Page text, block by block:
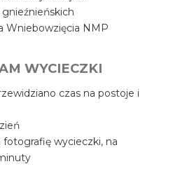
Wniebowzięcia NMP
WYCIECZKI
czas na postoje i
fotografię wycieczki, na